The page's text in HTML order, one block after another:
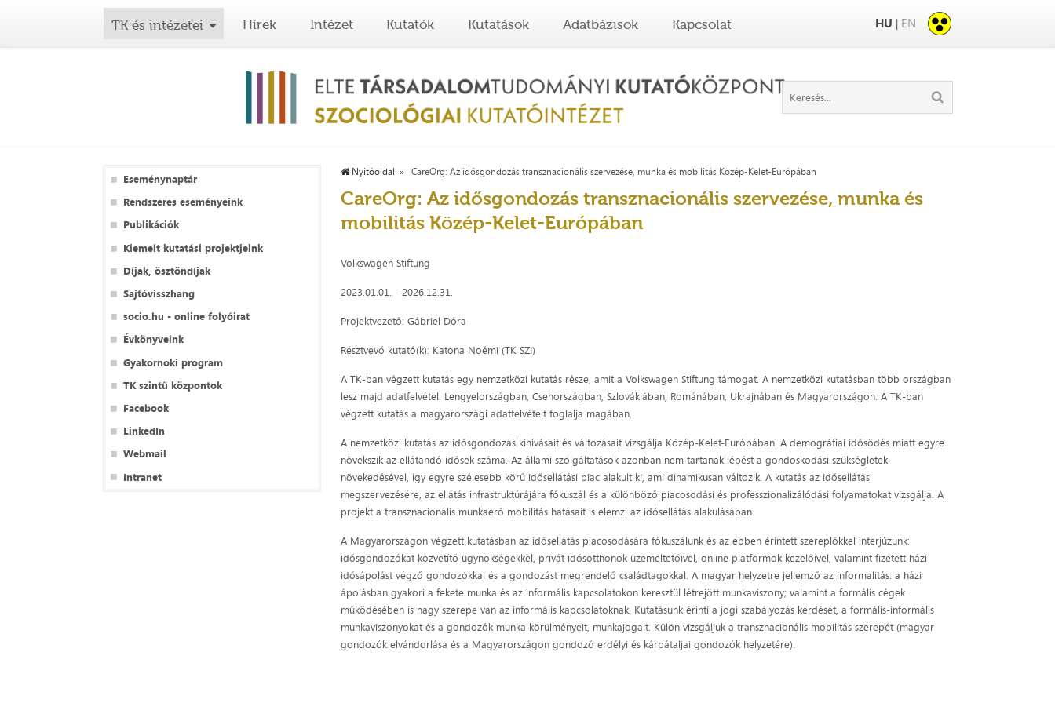
TK és intézetei Hírek Intézet Kutatók Kutatások Adatbázisok Kapcsolat HU | EN
Eseménynaptár
Rendszeres eseményeink
Publikációk
Kiemelt kutatási projektjeink
Díjak, ösztöndíjak
Sajtóvisszhang
socio.hu - online folyóirat
Évkönyveink
Gyakornoki program
TK szintű központok
Facebook
LinkedIn
Webmail
Intranet
Nyitóoldal CareOrg: Az idősgondozás transznacionális szervezése, munka és mobilitás Közép-Kelet-Európában
CareOrg: Az idősgondozás transznacionális szervezése, munka és
mobilitás Közép-Kelet-Európában
Volkswagen Stiftung
2023.01.01. - 2026.12.31.
Projektvezető: Gábriel Dóra
Résztvevő kutató(k): Katona Noémi (TK SZI)
A TK-ban végzett kutatás egy nemzetközi kutatás része, amit a Volkswagen Stiftung támogat. A nemzetközi kutatásban több országban
lesz majd adatfelvétel: Lengyelországban, Csehországban, Szlovákiában, Románában, Ukrajnában és Magyarországon. A TK-ban
végzett kutatás a magyarországi adatfelvételt foglalja magában.
A nemzetközi kutatás az idősgondozás kihívásait és változásait vizsgálja Közép-Kelet-Európában. A demográfiai idősödés miatt egyre
növekszik az ellátandó idősek száma. Az állami szolgáltatások azonban nem tartanak lépést a gondoskodási szükségletek
növekedésével, így egyre szélesebb körű idősellátási piac alakult ki, ami dinamikusan változik. A kutatás az idősellátás
megszervezésére, az ellátás infrastruktúrájára fókuszál és a különböző piacosodási és professzionalizálódási folyamatokat vizsgálja. A
projekt a transznacionális munkaerő mobilitás hatásait is elemzi az idősellátás alakulásában.
A Magyarországon végzett kutatásban az idősellátás piacosodására fókuszálunk és az ebben érintett szereplőkkel interjúzunk:
idősgondozókat közvetítő ügynökségekkel, privát idősotthonok üzemeltetőivel, online platformok kezelőivel, valamint fizetett házi
idősápolást végző gondozókkal és a gondozást megrendelő családtagokkal. A magyar helyzetre jellemző az informalitás: a házi
ápolásban gyakori a fekete munka és az informális kapcsolatokon keresztül létrejött munkaviszony; valamint a formális cégek
működésében is nagy szerepe van az informális kapcsolatoknak. Kutatásunk érinti a jogi szabályozás kérdését, a formális-informális
munkaviszonyokat és a gondozók munka körülményeit, munkajogait. Külön vizsgáljuk a transznacionális mobilitás szerepét (magyar
gondozók elvándorlása és a Magyarországon gondozó erdélyi és kárpátaljai gondozók helyzetére).